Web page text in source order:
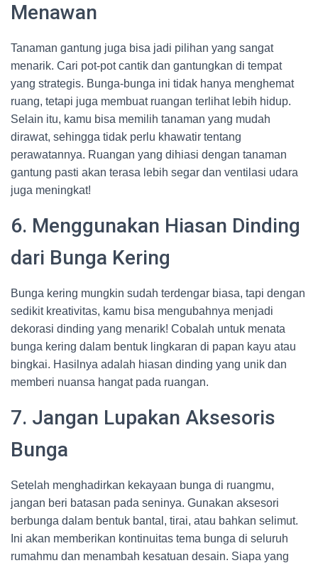
Menawan
Tanaman gantung juga bisa jadi pilihan yang sangat
menarik. Cari pot-pot cantik dan gantungkan di tempat
yang strategis. Bunga-bunga ini tidak hanya menghemat
ruang, tetapi juga membuat ruangan terlihat lebih hidup.
Selain itu, kamu bisa memilih tanaman yang mudah
dirawat, sehingga tidak perlu khawatir tentang
perawatannya. Ruangan yang dihiasi dengan tanaman
gantung pasti akan terasa lebih segar dan ventilasi udara
juga meningkat!
6. Menggunakan Hiasan Dinding
dari Bunga Kering
Bunga kering mungkin sudah terdengar biasa, tapi dengan
sedikit kreativitas, kamu bisa mengubahnya menjadi
dekorasi dinding yang menarik! Cobalah untuk menata
bunga kering dalam bentuk lingkaran di papan kayu atau
bingkai. Hasilnya adalah hiasan dinding yang unik dan
memberi nuansa hangat pada ruangan.
7. Jangan Lupakan Aksesoris
Bunga
Setelah menghadirkan kekayaan bunga di ruangmu,
jangan beri batasan pada seninya. Gunakan aksesori
berbunga dalam bentuk bantal, tirai, atau bahkan selimut.
Ini akan memberikan kontinuitas tema bunga di seluruh
rumahmu dan menambah kesatuan desain. Siapa yang